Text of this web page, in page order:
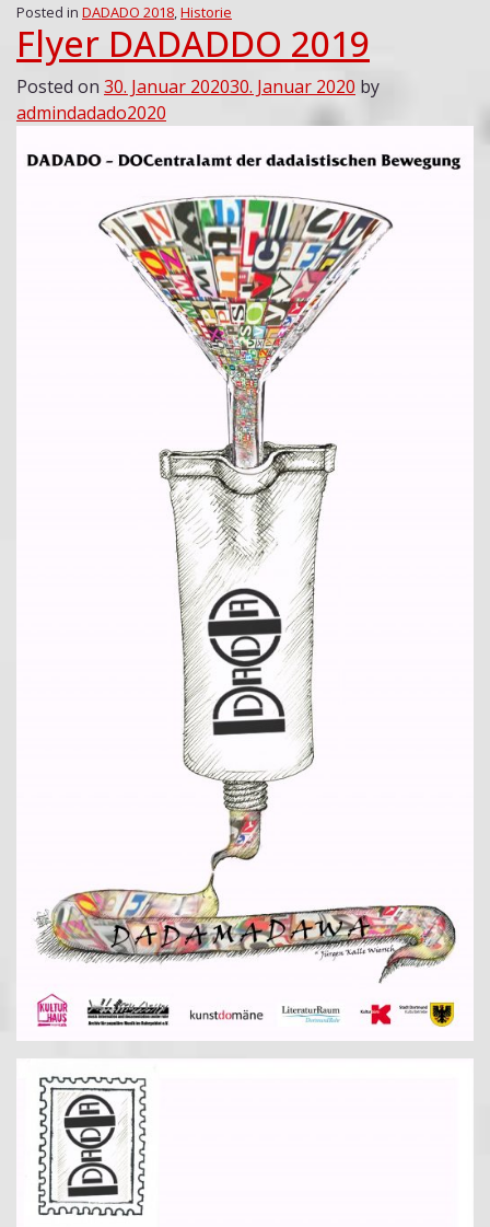
Posted in DADADO 2018,Historie
Flyer DADADDO 2019
Posted on 30. Januar 202030. Januar 2020 by
admindadado2020